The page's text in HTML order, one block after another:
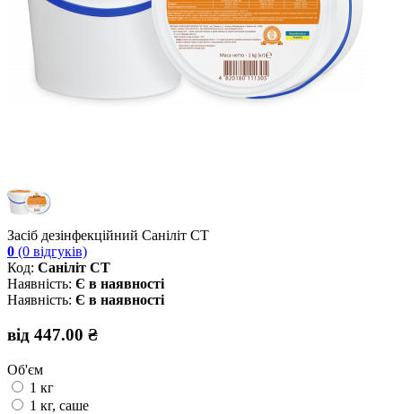
Засіб дезінфекційний Саніліт СТ
0 (0 відгуків)
Код: Саніліт СТ
Наявність: Є в наявності
Наявність: Є в наявності
від 447.00 ₴
Об'єм
1 кг
1 кг, саше